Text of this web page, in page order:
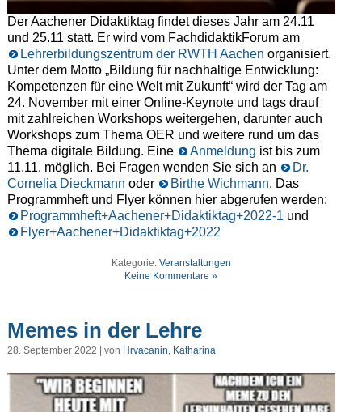
Der Aachener Didaktiktag findet dieses Jahr am 24.11
und 25.11 statt. Er wird vom FachdidaktikForum am
Lehrerbildungszentrum der RWTH Aachen organisiert.
Unter dem Motto „Bildung für nachhaltige Entwicklung:
Kompetenzen für eine Welt mit Zukunft“ wird der Tag am
24. November mit einer Online-Keynote und tags drauf
mit zahlreichen Workshops weitergehen, darunter auch
Workshops zum Thema OER und weitere rund um das
Thema digitale Bildung. Eine
Anmeldung ist bis zum
11.11. möglich. Bei Fragen wenden Sie sich an
Dr.
Cornelia Dieckmann oder Birthe Wichmann. Das
Programmheft und Flyer können hier abgerufen werden:
Programmheft+Aachener+Didaktiktag+2022-1 und
Flyer+Aachener+Didaktiktag+2022
Kategorie: Veranstaltungen
Keine Kommentare »
Memes in der Lehre
28. September 2022 | von Hrvacanin, Katharina